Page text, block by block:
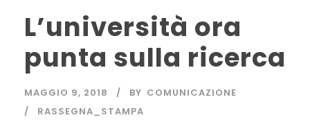
L’università ora
punta sulla ricerca
MAGGIO 9, 2018 BY COMUNICAZIONE
RASSEGNA_STAMPA